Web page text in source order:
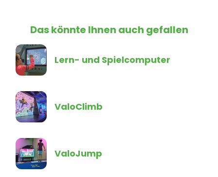
Das könnte Ihnen auch gefallen
Lern- und Spielcomputer
ValoClimb
ValoJump